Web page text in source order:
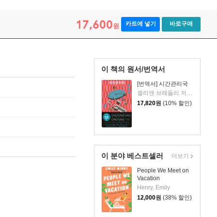
17,600원 카트에 넣기 바로구매
이 책의 원서/번역서
[번역서] 시간관리국
캘리앤 브래들리 저/장성주 역
17,820원 (10% 할인)
이 분야 베스트셀러
People We Meet on
Vacation
Henry, Emily
12,000원 (38% 할인)
더보기